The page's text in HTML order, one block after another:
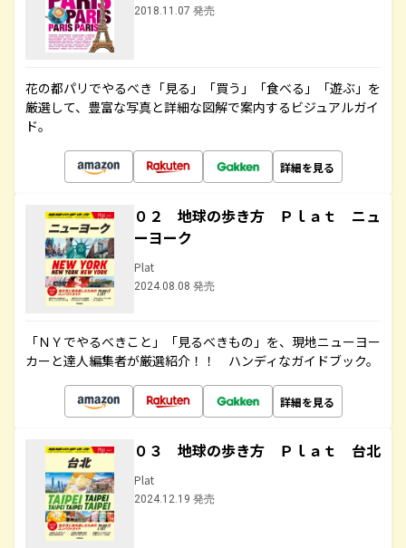
2018.11.07 発売
花の都パリでやるべき「見る」「買う」「食べる」「遊ぶ」を
厳選して、豊富な写真と詳細な図解で案内するビジュアルガイ
ド。
詳細を見る
０２ 地球の歩き方 Ｐｌａｔ ニュ
ーヨーク
Plat
2024.08.08 発売
「ＮＹでやるべきこと」「見るべきもの」を、現地ニューヨー
カーと達人編集者が厳選紹介！！ ハンディなガイドブック。
詳細を見る
０３ 地球の歩き方 Ｐｌａｔ 台北
Plat
2024.12.19 発売